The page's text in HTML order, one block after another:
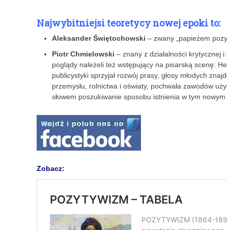
Najwybitniejsi teoretycy nowej epoki to:
Aleksander Świętochowski – zwany „papieżem
Piotr Chmielowski – znany z działalności krytycznej
poglądy należeli też wstępujący na pisarską scenę:
publicystyki sprzyjał rozwój prasy, głosy młodych
przemysłu, rolnictwa i oświaty, pochwała zawodów
słowem poszukiwanie sposobu istnienia w tym nowym
Zobacz: